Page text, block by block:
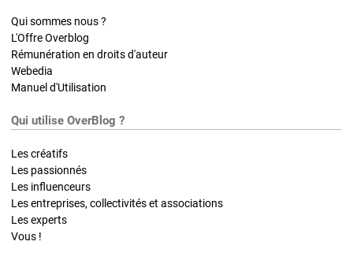
Qui sommes nous ?
L'Offre Overblog
Rémunération en droits d'auteur
Webedia
Manuel d'Utilisation
Qui utilise OverBlog ?
Les créatifs
Les passionnés
Les influenceurs
Les entreprises, collectivités et associations
Les experts
Vous !